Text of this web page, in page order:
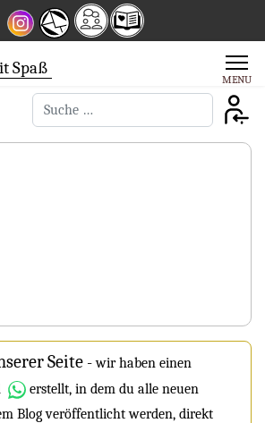
Spaß
Suchen
Seite -wir haben einen
erstellt, in dem du alle neuen
Blog veröffentlicht werden, direkt